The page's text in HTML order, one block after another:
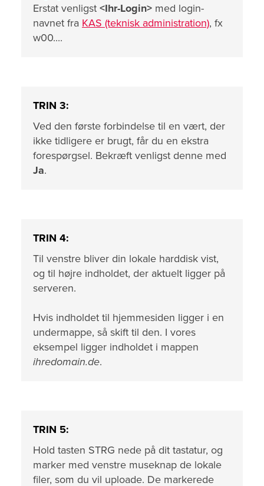
Erstat venligst <Ihr-Login> med login-
navnet fra KAS (teknisk administration), fx
w00....
TRIN 3:
Ved den første forbindelse til en vært, der
ikke tidligere er brugt, får du en ekstra
forespørgsel. Bekræft venligst denne med
Ja.
TRIN 4:
Til venstre bliver din lokale harddisk vist,
og til højre indholdet, der aktuelt ligger på
serveren.
Hvis indholdet til hjemmesiden ligger i en
undermappe, så skift til den. I vores
eksempel ligger indholdet i mappen
ihredomain.de.
TRIN 5:
Hold tasten STRG nede på dit tastatur, og
marker med venstre museknap de lokale
filer, som du vil uploade. De markerede